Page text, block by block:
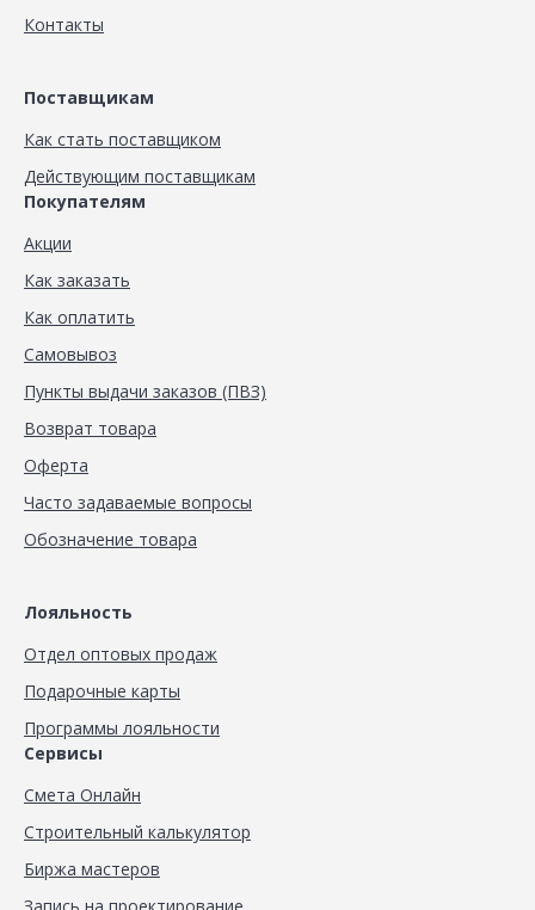
Контакты
Поставщикам
Как стать поставщиком
Действующим поставщикам
Покупателям
Акции
Как заказать
Как оплатить
Самовывоз
Пункты выдачи заказов (ПВЗ)
Возврат товара
Оферта
Часто задаваемые вопросы
Обозначение товара
Лояльность
Отдел оптовых продаж
Подарочные карты
Программы лояльности
Сервисы
Смета Онлайн
Строительный калькулятор
Биржа мастеров